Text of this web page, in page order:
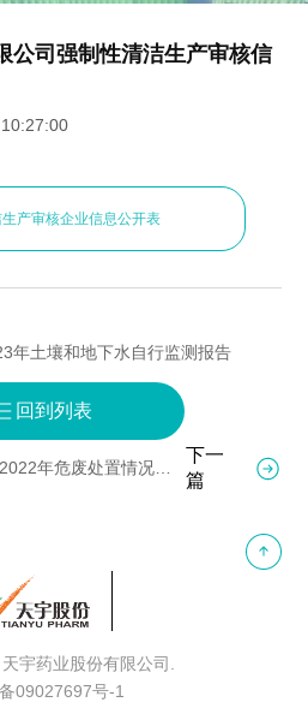
公司强制性清洁生产审核信
产审核企业信息公开表
年土壤和地下水自行监测报告
回到列表
下一
篇
宇药业股份有限公司.
09027697号-1